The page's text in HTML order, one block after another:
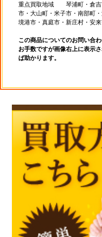
重点買取地域 琴浦町・倉吉
市・大山町・米子市・南部町
境港市・真庭市・新庄村・安
この商品についてのお問い合わ
お手数ですが画像右上に表示
ば助かります。